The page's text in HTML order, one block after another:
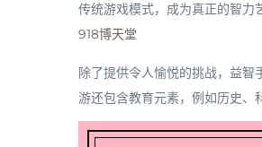
传统游戏模式，成为真正的智力
918博天堂
除了提供令人愉悦的挑战，益
游还包含教育元素，例如历史、